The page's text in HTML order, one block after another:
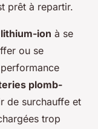
prêt à repartir.
ion à se
ou se
plomb-
de surchauffe et
trop